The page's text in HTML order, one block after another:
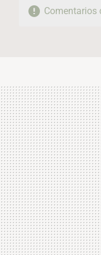
Comentarios